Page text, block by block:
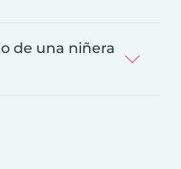
de una niñera